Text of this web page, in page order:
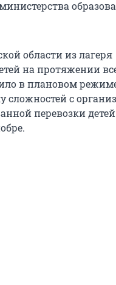
области из лагеря
на протяжении
в плановом
сложностей с
перевозки